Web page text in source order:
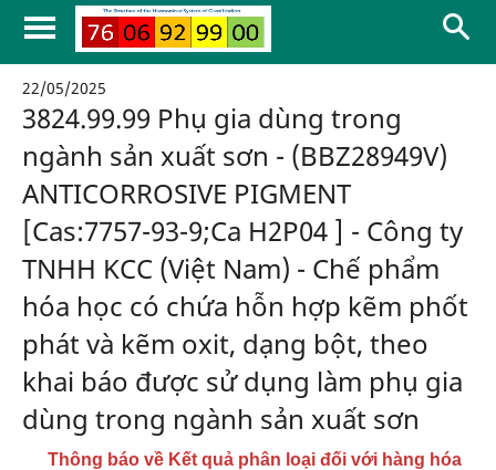
22/05/2025
3824.99.99 Phụ gia dùng trong
ngành sản xuất sơn - (BBZ28949V)
ANTICORROSIVE PIGMENT
[Cas:7757-93-9;Ca H2P04 ] - Công ty
TNHH KCC (Việt Nam) - Chế phẩm
hóa học có chứa hỗn hợp kẽm phốt
phát và kẽm oxit, dạng bột, theo
khai báo được sử dụng làm phụ gia
dùng trong ngành sản xuất sơn
Thông báo về Kết quả phân loại đối với hàng hóa